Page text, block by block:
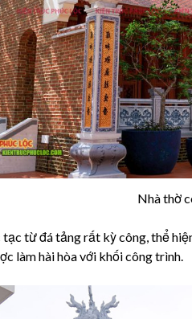
Nhà thờ
từ đá tảng rất kỳ công, thể
làm hài hòa với khối công trình.